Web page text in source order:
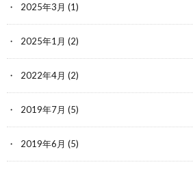
2025年3月 (1)
2025年1月 (2)
2022年4月 (2)
2019年7月 (5)
2019年6月 (5)